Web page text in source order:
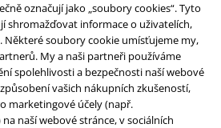
označují jako „soubory cookies“. Tyto
shromažďovat informace o uživatelích,
Některé soubory cookie umísťujeme my,
My a naši partneři používáme
spolehlivosti a bezpečnosti naší webové
vašich nákupních zkušeností,
marketingové účely (např.
naší webové stránce, v sociálních
Group Company